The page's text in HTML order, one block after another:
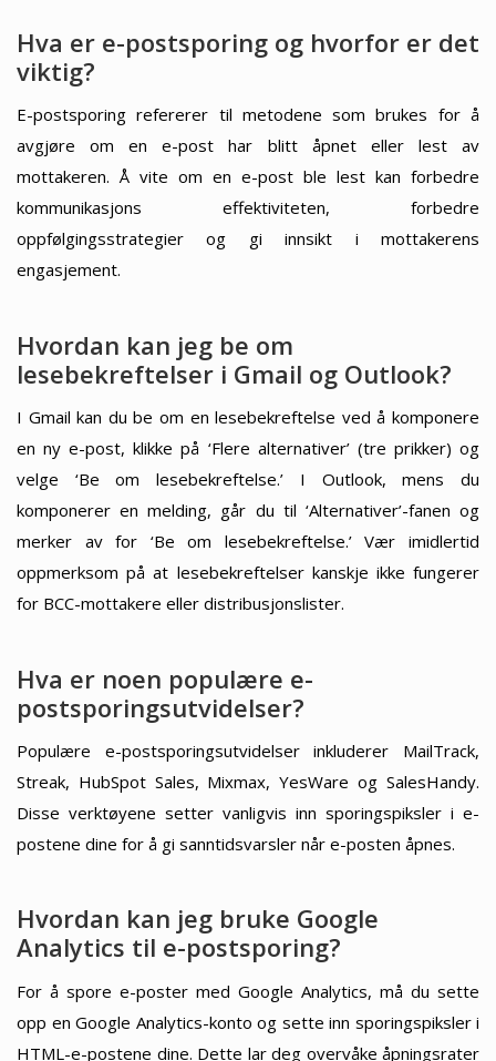
Hva er e-postsporing og hvorfor er det
viktig?
E-postsporing refererer til metodene som brukes for å
avgjøre om en e-post har blitt åpnet eller lest av
mottakeren. Å vite om en e-post ble lest kan forbedre
kommunikasjons effektiviteten, forbedre
oppfølgingsstrategier og gi innsikt i mottakerens
engasjement.
Hvordan kan jeg be om
lesebekreftelser i Gmail og Outlook?
I Gmail kan du be om en lesebekreftelse ved å komponere
en ny e-post, klikke på ‘Flere alternativer’ (tre prikker) og
velge ‘Be om lesebekreftelse.’ I Outlook, mens du
komponerer en melding, går du til ‘Alternativer’-fanen og
merker av for ‘Be om lesebekreftelse.’ Vær imidlertid
oppmerksom på at lesebekreftelser kanskje ikke fungerer
for BCC-mottakere eller distribusjonslister.
Hva er noen populære e-
postsporingsutvidelser?
Populære e-postsporingsutvidelser inkluderer MailTrack,
Streak, HubSpot Sales, Mixmax, YesWare og SalesHandy.
Disse verktøyene setter vanligvis inn sporingspiksler i e-
postene dine for å gi sanntidsvarsler når e-posten åpnes.
Hvordan kan jeg bruke Google
Analytics til e-postsporing?
For å spore e-poster med Google Analytics, må du sette
opp en Google Analytics-konto og sette inn sporingspiksler i
HTML-e-postene dine. Dette lar deg overvåke åpningsrater